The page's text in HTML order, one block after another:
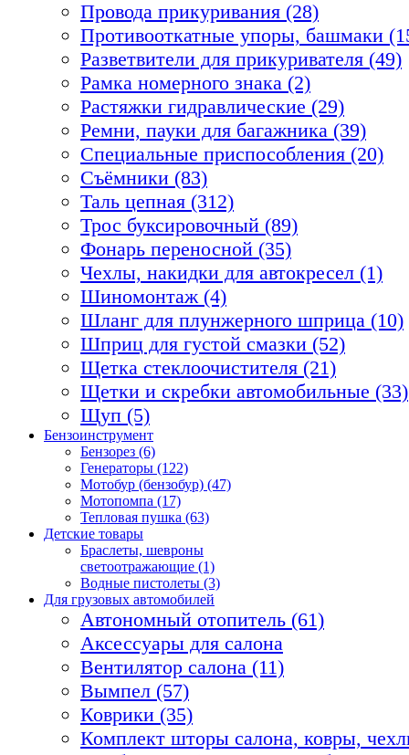
Провода прикуривания (28)
Противооткатные упоры, башмаки
Разветвители для прикуривателя (49)
Рамка номерного знака (2)
Растяжки гидравлические (29)
Ремни, пауки для багажника (39)
Специальные приспособления (20)
Съёмники (83)
Таль цепная (312)
Трос буксировочный (89)
Фонарь переносной (35)
Чехлы, накидки для автокресел (1)
Шиномонтаж (4)
Шланг для плунжерного шприца (10)
Шприц для густой смазки (52)
Щетка стеклоочистителя (21)
Щетки и скребки автомобильные (33)
Щуп (5)
Бензоинструмент
Бензорез (6)
Генераторы (122)
Мотобур (бензобур) (47)
Мотопомпа (17)
Тепловая пушка (63)
Детские товары
Браслеты, шевроны
светоотражающие (1)
Водные пистолеты (3)
Для грузовых автомобилей
Автономный отопитель (61)
Аксессуары для салона
Вентилятор салона (11)
Вымпел (57)
Коврики (35)
Комплект шторы салона, ковры,